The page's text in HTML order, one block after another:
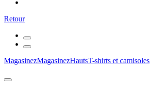
Retour
MagasinezMagasinezHautsT-shirts et camisoles